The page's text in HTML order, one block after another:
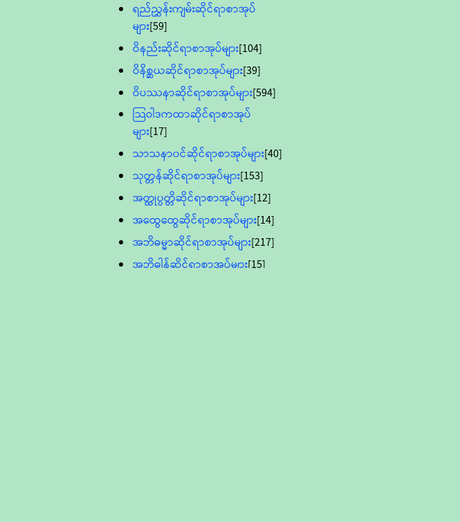
ရည်ညွှန်းကျမ်းဆိုင်ရာစာအုပ်
များ[59]
ဝိနည်းဆိုင်ရာစာအုပ်များ[104]
ဝိနိစ္ဆယဆိုင်ရာစာအုပ်များ[39]
ဝိပဿနာဆိုင်ရာစာအုပ်များ[594]
သြဝါဒကထာဆိုင်ရာစာအုပ်
များ[17]
သာသနာ၀င်ဆိုင်ရာစာအုပ်များ[40]
သုတ္တန်ဆိုင်ရာစာအုပ်များ[153]
အတ္ထုပ္ပတ္တိဆိုင်ရာစာအုပ်များ[12]
အထွေထွေဆိုင်ရာစာအုပ်များ[14]
အဘိဓမ္မာဆိုင်ရာစာအုပ်များ[217]
အဘိဓါန်ဆိုင်ရာစာအုပ်များ[15]